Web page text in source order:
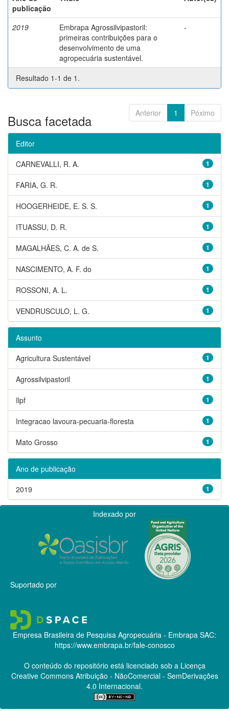
publicação
2019
Embrapa Agrossilvipastoril:
primeiras contribuições para o
desenvolvimento de uma
agropecuária sustentável.
-
Resultado 1-1 de 1.
Anterior 1 Póximo
Busca facetada
Editor
1
CARNEVALLI, R. A.
1
FARIA, G. R.
1
HOOGERHEIDE, E. S. S.
1
ITUASSU, D. R.
1
MAGALHÃES, C. A. de S.
1
NASCIMENTO, A. F. do
1
ROSSONI, A. L.
1
VENDRUSCULO, L. G.
Assunto
1
Agricultura Sustentável
1
Agrossilvipastoril
1
Ilpf
1
Integracao lavoura-pecuaria-floresta
1
Mato Grosso
Ano de publicação
1
2019
Indexado por
Suportado por
Empresa Brasileira de Pesquisa Agropecuária - Embrapa SAC:
https://www.embrapa.br/fale-conosco
O conteúdo do repositório está licenciado sob a Licença
Creative CommonsAtribuição - NãoComercial - SemDerivações
4.0 Internacional.